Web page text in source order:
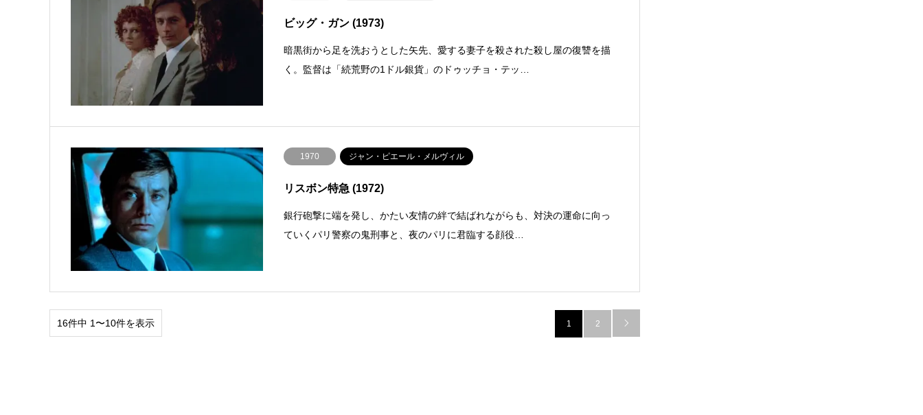
ビッグ・ガン (1973)
暗黒街から足を洗おうとした矢先、愛する妻子を殺された殺し屋の復讐を描
く。監督は「続荒野の1ドル銀貨」のドゥッチョ・テッ…
1970 ジャン・ピエール・メルヴィル
リスボン特急 (1972)
銀行砲撃に端を発し、かたい友情の絆で結ばれながらも、対決の運命に向っ
ていくパリ警察の鬼刑事と、夜のパリに君臨する顔役…
16件中 1〜10件を表示 1 2 